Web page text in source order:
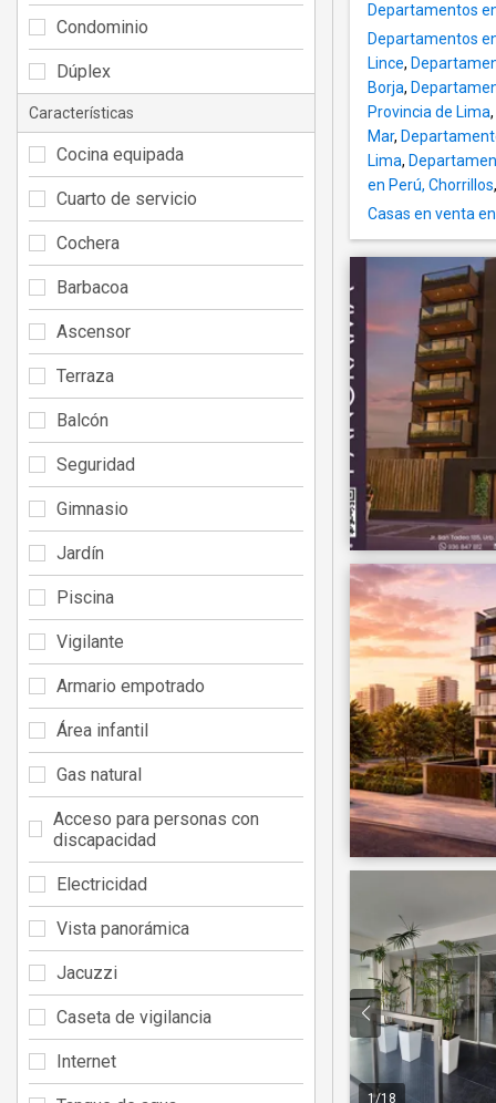
Departamentos
Departamentos
Lince,
Borja,
Provincia de Lima,
Mar,
Lima,
en Perú, Chorrillos,
Casas en venta
1/18
Condominio
Dúplex
Características
Cocina equipada
Cuarto de servicio
Cochera
Barbacoa
Ascensor
Terraza
Balcón
Seguridad
Gimnasio
Jardín
Piscina
Vigilante
Armario empotrado
Área infantil
Gas natural
Acceso para personas con
discapacidad
Electricidad
Vista panorámica
Jacuzzi
Caseta de vigilancia
Internet